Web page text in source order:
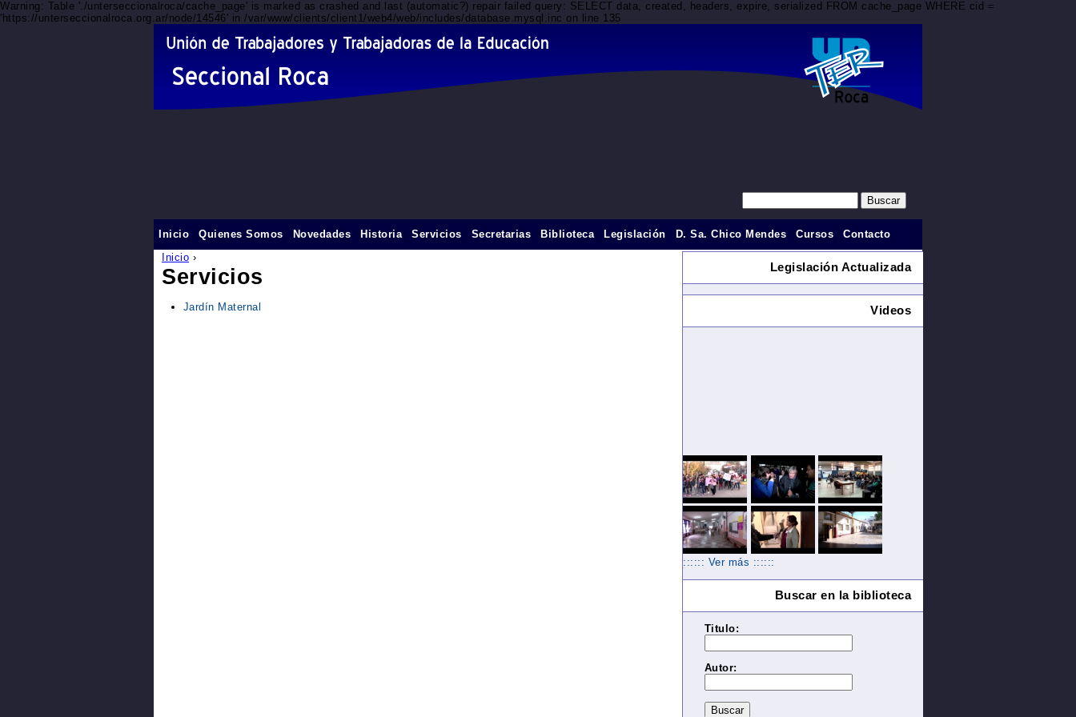
Warning: Table './unterseccionalroca/cache_page' is marked as crashed and last (automatic?) repair failed query: SELECT data, created, headers, expire, serialized FROM cache_page WHERE cid =
'https://unterseccionalroca.org.ar/node/14546' in /var/www/clients/client1/web4/web/includes/database.mysql.inc on line 135
Inicio ›
Servicios
Jardín Maternal
Inicio Quienes Somos Novedades Historia Servicios Secretarias Biblioteca Legislación D. Sa. Chico Mendes Cursos Contacto
Legislación Actualizada
Videos
:::::: Ver más ::::::
Buscar en la biblioteca
Titulo:
Autor: